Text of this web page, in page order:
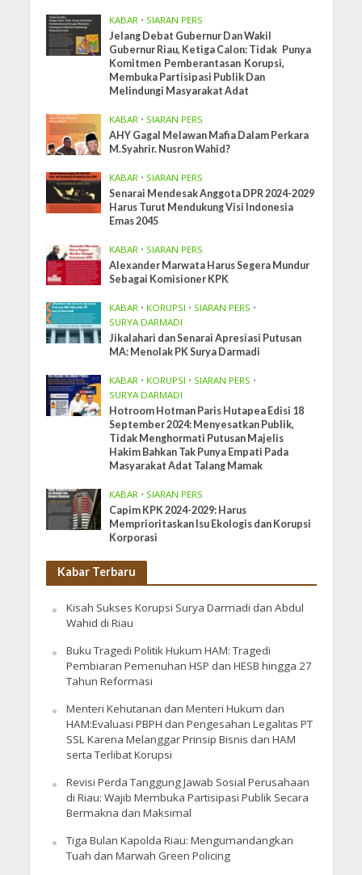
KABAR • SIARAN PERS
Jelang Debat Gubernur Dan Wakil
Gubernur Riau, Ketiga Calon: Tidak Punya
Komitmen Pemberantasan Korupsi,
Membuka Partisipasi Publik Dan
Melindungi Masyarakat Adat
KABAR • SIARAN PERS
AHY Gagal Melawan Mafia Dalam Perkara
M.Syahrir. Nusron Wahid?
KABAR • SIARAN PERS
Senarai Mendesak Anggota DPR 2024-2029
Harus Turut Mendukung Visi Indonesia
Emas 2045
KABAR • SIARAN PERS
Alexander Marwata Harus Segera Mundur
Sebagai Komisioner KPK
KABAR • KORUPSI • SIARAN PERS •
SURYA DARMADI
Jikalahari dan Senarai Apresiasi Putusan
MA: Menolak PK Surya Darmadi
KABAR • KORUPSI • SIARAN PERS •
SURYA DARMADI
Hotroom Hotman Paris Hutapea Edisi 18
September 2024: Menyesatkan Publik,
Tidak Menghormati Putusan Majelis
Hakim Bahkan Tak Punya Empati Pada
Masyarakat Adat Talang Mamak
KABAR • SIARAN PERS
Capim KPK 2024-2029: Harus
Memprioritaskan Isu Ekologis dan Korupsi
Korporasi
Kabar Terbaru
Kisah Sukses Korupsi Surya Darmadi dan Abdul
Wahid di Riau
Buku Tragedi Politik Hukum HAM: Tragedi
Pembiaran Pemenuhan HSP dan HESB hingga 27
Tahun Reformasi
Menteri Kehutanan dan Menteri Hukum dan
HAM:Evaluasi PBPH dan Pengesahan Legalitas PT
SSL Karena Melanggar Prinsip Bisnis dan HAM
serta Terlibat Korupsi
Revisi Perda Tanggung Jawab Sosial Perusahaan
di Riau: Wajib Membuka Partisipasi Publik Secara
Bermakna dan Maksimal
Tiga Bulan Kapolda Riau: Mengumandangkan
Tuah dan Marwah Green Policing